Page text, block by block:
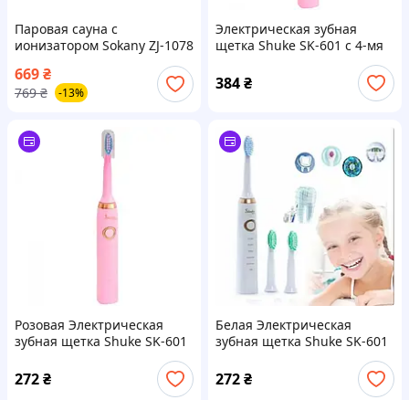
Паровая сауна с
ионизатором Sokany ZJ-1078
669₴
769 ₴ -13%
Электрическая зубная
щетка Shuke SK-601 с 4-мя
384₴
Розовая Электрическая
зубная щетка Shuke SK-601
ультразвуковая щетка для
зубов 3 насадки
272₴
Белая Электрическая
зубная щетка Shuke SK-601
ультразвуковая щетка для
зубов 3 насадки
272₴